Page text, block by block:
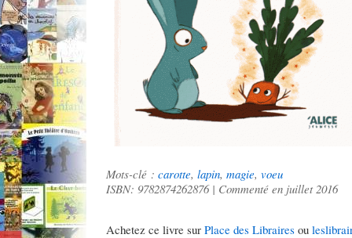
Mots-clé : carotte, lapin, magie, voeu
ISBN: 9782874262876 | Commenté en juillet 2016
Achetez ce livre sur Place des Libraires ou